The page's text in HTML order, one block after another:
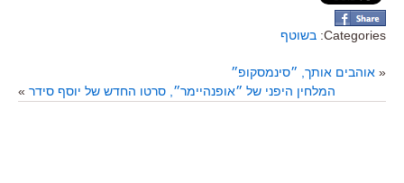
Categories: בשוטף
« אוהבים אותך, ״סינמסקופ״
המלחין היפני של ״אופנהיימר״, סרטו החדש של יוסף סידר »